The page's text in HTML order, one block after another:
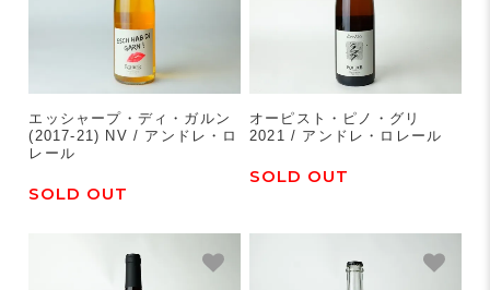
エッシャープ・ディ・ガルン
(2017-21) NV / アンドレ・ロ
レール
SOLD OUT
オーピスト・ピノ・グリ
2021 / アンドレ・ロレール
SOLD OUT